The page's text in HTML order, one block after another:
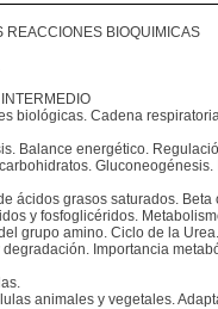
REACCIONES BIOQUIMICAS
biológicas. Cadena
Balance energético.
ácidos grasos saturados.
y fosfoglicéridos.
grupo amino. Ciclo de la
Importancia
animales y vegetales.